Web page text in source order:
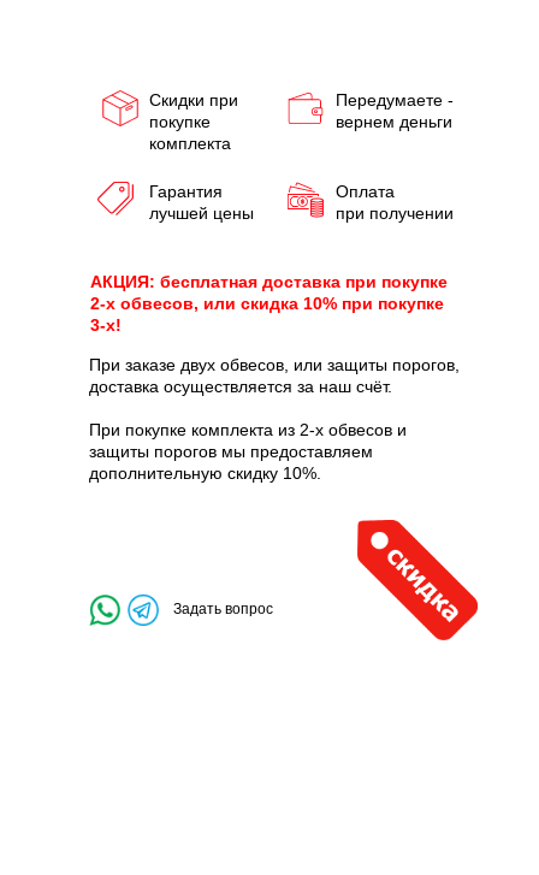
Скидки при
покупке
комплекта
Передумаете -
вернем деньги
Гарантия
лучшей цены
Оплата
при получении
АКЦИЯ: бесплатная доставка при покупке
2-х обвесов, или скидка 10% при покупке
3-х!
При заказе двух обвесов, или защиты порогов,
доставка осуществляется за наш счёт.
При покупке комплекта из 2-х обвесов и
защиты порогов мы предоставляем
дополнительную скидку 10%.
Задать вопрос